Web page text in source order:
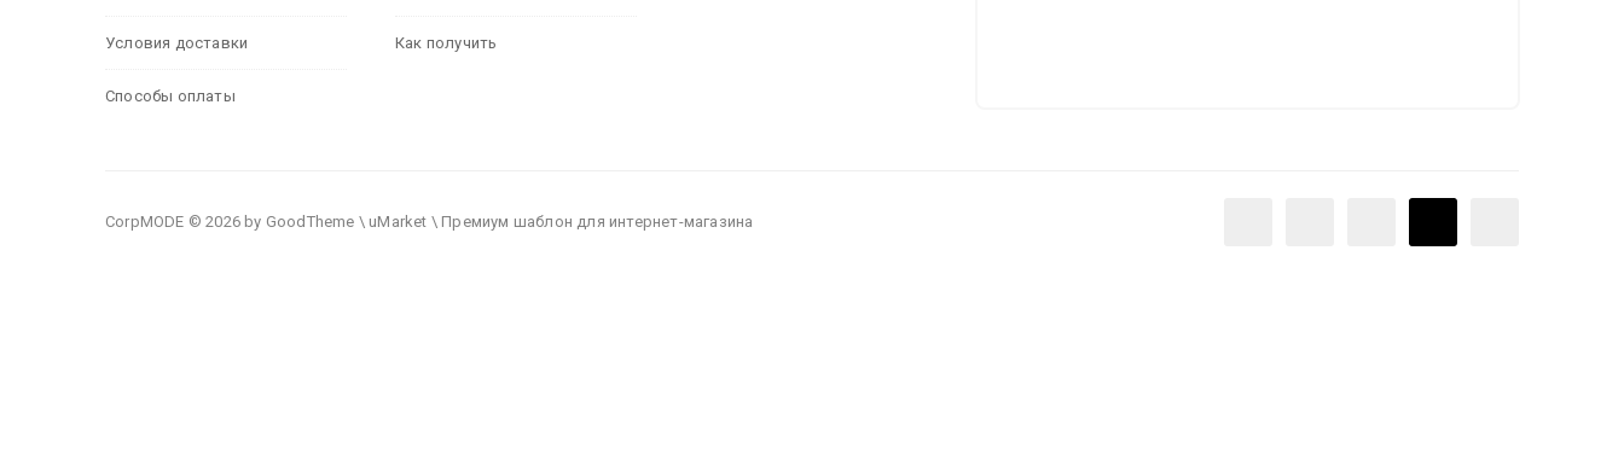
Условия доставки
Способы оплаты
Как получить
CorpMODE © 2026 by GoodTheme \ uMarket \ Премиум шаблон для интернет-магазина